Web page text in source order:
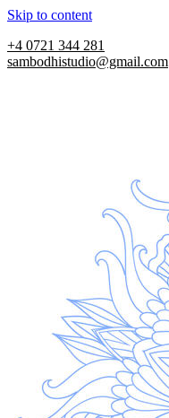
Skip to content
+4 0721 344 281
sambodhistudio@gmail.com